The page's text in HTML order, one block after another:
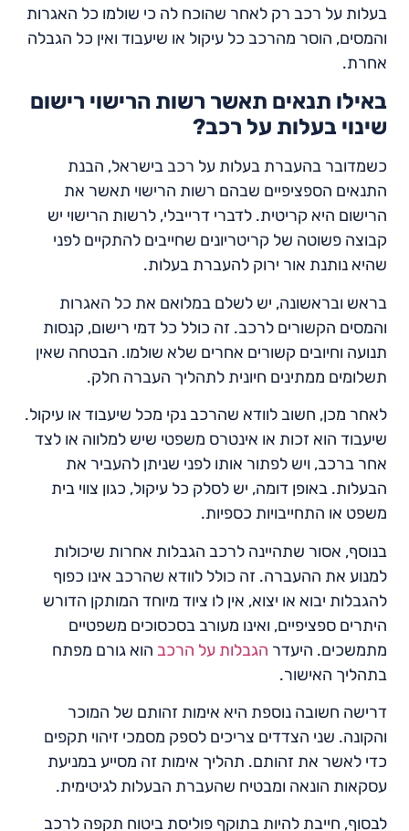
בעלות על רכב רק לאחר שהוכח לה כי שולמו כל האגרות
והמסים, הוסר מהרכב כל עיקול או שיעבוד ואין כל הגבלה
אחרת.
באילו תנאים תאשר רשות הרישוי רישום
שינוי בעלות על רכב?
כשמדובר בהעברת בעלות על רכב בישראל, הבנת
התנאים הספציפיים שבהם רשות הרישוי תאשר את
הרישום היא קריטית. לדברי דרייבלי, לרשות הרישוי יש
קבוצה פשוטה של קריטריונים שחייבים להתקיים לפני
שהיא נותנת אור ירוק להעברת בעלות.
בראש ובראשונה, יש לשלם במלואם את כל האגרות
והמסים הקשורים לרכב. זה כולל כל דמי רישום, קנסות
תנועה וחיובים קשורים אחרים שלא שולמו. הבטחה שאין
תשלומים ממתינים חיונית לתהליך העברה חלק.
לאחר מכן, חשוב לוודא שהרכב נקי מכל שיעבוד או עיקול.
שיעבוד הוא זכות או אינטרס משפטי שיש למלווה או לצד
אחר ברכב, ויש לפתור אותו לפני שניתן להעביר את
הבעלות. באופן דומה, יש לסלק כל עיקול, כגון צווי בית
משפט או התחייבויות כספיות.
בנוסף, אסור שתהיינה לרכב הגבלות אחרות שיכולות
למנוע את ההעברה. זה כולל לוודא שהרכב אינו כפוף
להגבלות יבוא או יצוא, אין לו ציוד מיוחד המותקן הדורש
היתרים ספציפיים, ואינו מעורב בסכסוכים משפטיים
מתמשכים. היעדר הגבלות על הרכב הוא גורם מפתח
בתהליך האישור.
דרישה חשובה נוספת היא אימות זהותם של המוכר
והקונה. שני הצדדים צריכים לספק מסמכי זיהוי תקפים
כדי לאשר את זהותם. תהליך אימות זה מסייע במניעת
עסקאות הונאה ומבטיח שהעברת הבעלות לגיטימית.
לבסוף, חייבת להיות בתוקף פוליסת ביטוח תקפה לרכב